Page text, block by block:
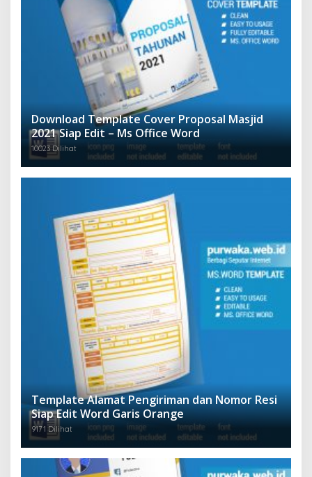
Download Template Cover Proposal Masjid
2021 Siap Edit – Ms Office Word
10023 Dilihat
Template Alamat Pengiriman dan Nomor Resi
Siap Edit Word Garis Orange
9171 Dilihat